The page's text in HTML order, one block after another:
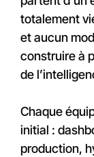
totalement
et aucun
construire à
de
Chaque
initial :
production,